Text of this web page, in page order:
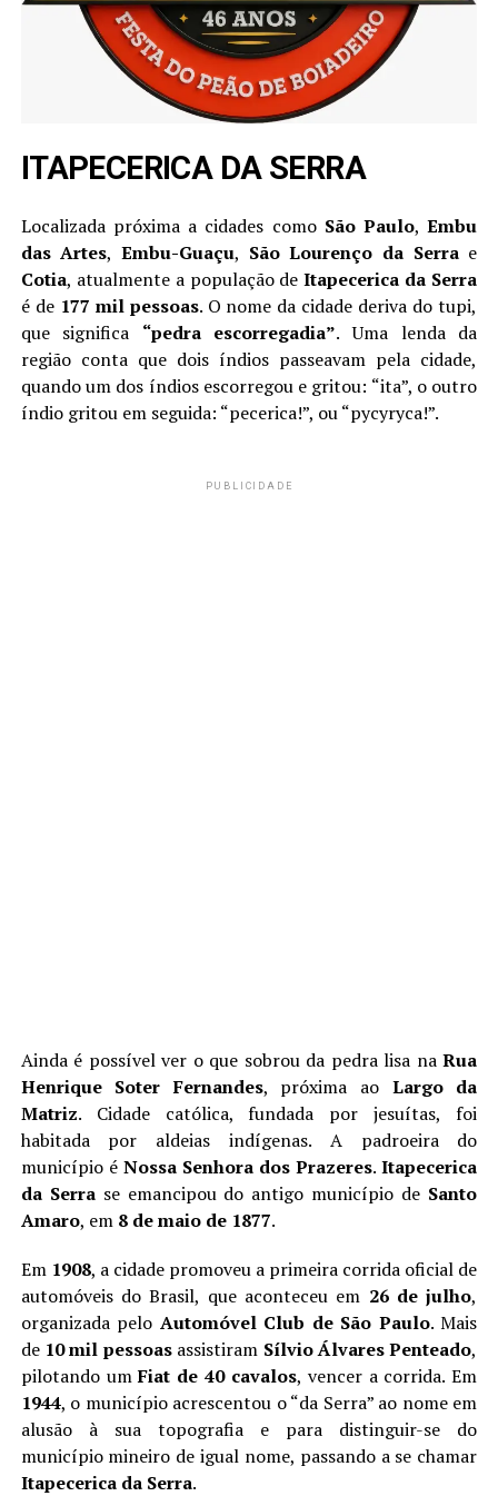
ITAPECERICA DA SERRA
Localizada próxima a cidades como São Paulo,Embu
das Artes, Embu-Guaçu, São Lourenço da Serrae
Cotia, atualmente a população deItapecerica da Serra
é de 177 mil pessoas. O nome da cidade deriva do tupi,
que significa “pedra escorregadia”. Uma lenda da
região conta que dois índios passeavam pela cidade,
quando um dos índios escorregou e gritou: “ita”, o outro
índio gritou em seguida: “pecerica!”, ou “pycyryca!”.
PUBLICIDADE
Ainda é possível ver o que sobrou da pedra lisa naRua
Henrique Soter Fernandes, próxima ao Largo da
Matriz. Cidade católica, fundada por jesuítas, foi
habitada por aldeias indígenas. A padroeira do
município é Nossa Senhora dos Prazeres.Itapecerica
da Serrase emancipou do antigo município de Santo
Amaro, em 8 de maio de 1877.
Em 1908, a cidade promoveu a primeira corrida oficial de
automóveis do Brasil, que aconteceu em 26 de julho,
organizada pelo Automóvel Club de São Paulo. Mais
de 10 mil pessoasassistiram Sílvio Álvares Penteado,
pilotando umFiat de 40 cavalos, vencer a corrida. Em
1944, o município acrescentou o “da Serra” ao nome em
alusão à sua topografia e para distinguir-se do
município mineiro de igual nome, passando a se chamar
Itapecerica da Serra.